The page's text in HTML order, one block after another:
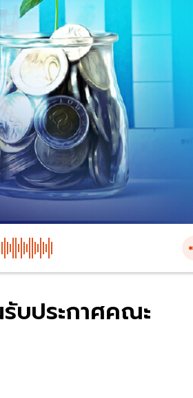
บประกาศคณะ